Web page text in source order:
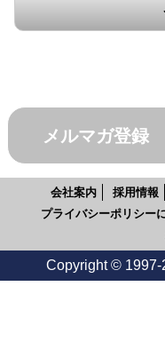
メルマガ登録
会社案内 採用情報
プライバシーポリシー
Copyright © 1997-